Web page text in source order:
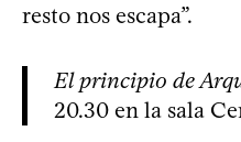
resto nos escapa”.
El principio de
20.30 en la sala